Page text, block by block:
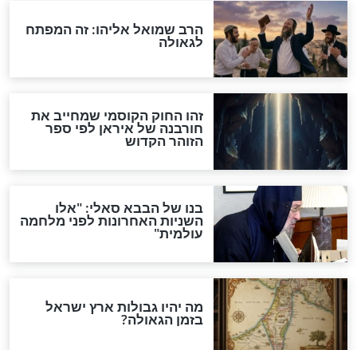
מה יהיה בימות המשיח?
"לפני הגאולה תהיה אפיקורסות
והכחשה גדולה מאוד של
האמונה"
האם לאחר בוא המשיח יהיה
אפשר לחזור בתשובה?